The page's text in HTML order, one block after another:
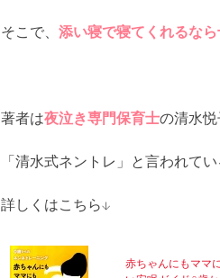
そこで、 添い寝で寝てくれるなら
著者は夜泣き専門保育士の清水悦
「清水式ネントレ」と言われて
詳しくはこちら↓
赤ちゃんにもママ